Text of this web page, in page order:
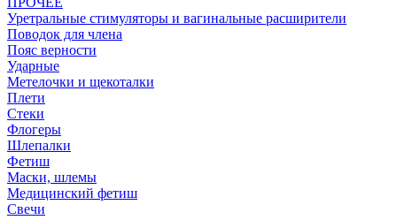
Уретральные стимуляторы и вагинальные расширители
Поводок для члена
Пояс верности
Ударные
Метелочки и щекоталки
Плети
Стеки
Флогеры
Шлепалки
Фетиш
Маски, шлемы
Медицинский фетиш
Свечи